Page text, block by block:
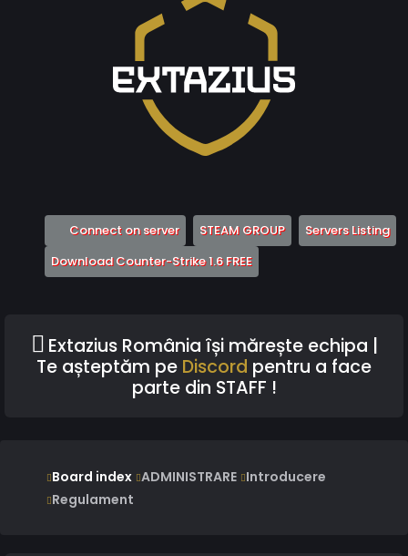
Connect on server(Opens a new tab)
STEAM GROUP(Opens a new tab)
Servers Listing
Download Counter-Strike 1.6 FREE(Opens a new tab)
Extazius România își mărește echipa |
Te așteptăm pe Discord pentru a face
parte din STAFF !
Board index ADMINISTRARE Introducere
Regulament